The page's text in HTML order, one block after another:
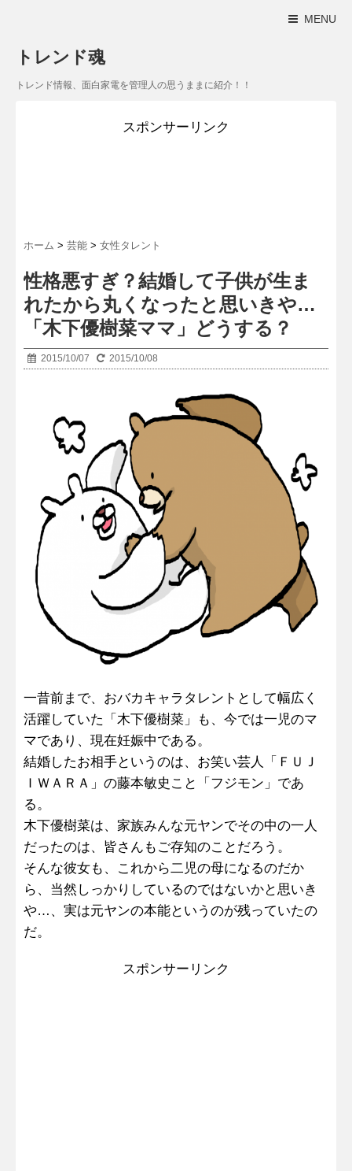
MENU
トレンド魂
トレンド情報、面白家電を管理人の思うままに紹介！！
スポンサーリンク
ホーム > 芸能 > 女性タレント
性格悪すぎ？結婚して子供が生ま
れたから丸くなったと思いきや…
「木下優樹菜ママ」どうする？
2015/10/07 2015/10/08
一昔前まで、おバカキャラタレントとして幅広く
活躍していた「木下優樹菜」も、今では一児のマ
マであり、現在妊娠中である。
結婚したお相手というのは、お笑い芸人「ＦＵＪ
ＩＷＡＲＡ」の藤本敏史こと「フジモン」であ
る。
木下優樹菜は、家族みんな元ヤンでその中の一人
だったのは、皆さんもご存知のことだろう。
そんな彼女も、これから二児の母になるのだか
ら、当然しっかりしているのではないかと思いき
や…、実は元ヤンの本能というのが残っていたの
だ。
スポンサーリンク